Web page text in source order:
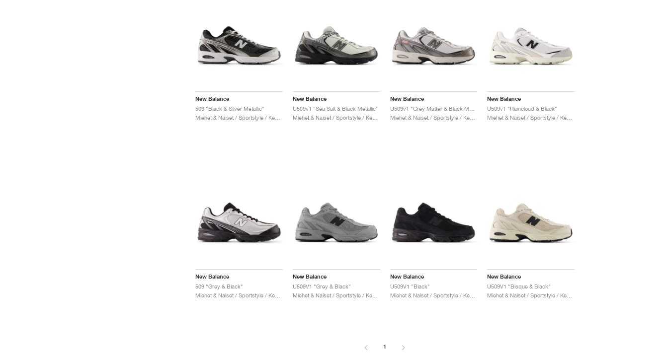
New Balance
509 "Black & Silver Metallic"
New Balance
U509v1 "Sea Salt & Black Metallic"
Miehet & Naiset / Sportstyle / Kengät
New Balance
Miehet & Naiset / Sportstyle / Kengät
New Balance
U509v1 "Raincloud & Black"
New Balance
509 "Grey & Black"
New Balance
U509V1 "Grey & Black"
Miehet & Naiset / Sportstyle / Kengät
New Balance
U509V1 "Black"
Miehet & Naiset / Sportstyle / Kengät
New Balance
U509V1 "Bisque & Black"
1